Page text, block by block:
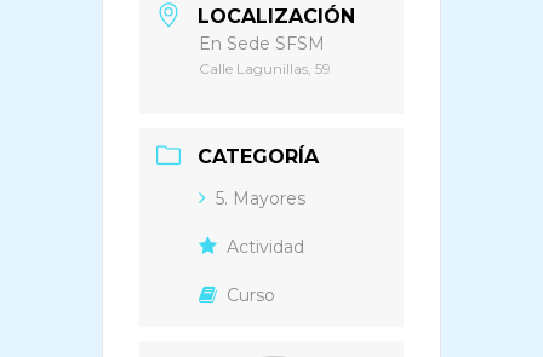
LOCALIZACIÓN
En Sede SFSM
Calle Lagunillas, 59
CATEGORÍA
5. Mayores
Actividad
Curso